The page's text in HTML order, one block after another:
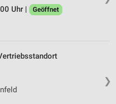
Uhr | Geöffnet
❯